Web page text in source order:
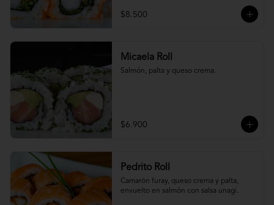
$8.500
Micaela Roll
Salmón, palta y queso crema.
$6.900
Pedrito Roll
Camarón furay, queso crema y palta,
envuelto en salmón con salsa unagi.